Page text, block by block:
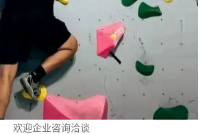
欢迎企业咨询洽谈